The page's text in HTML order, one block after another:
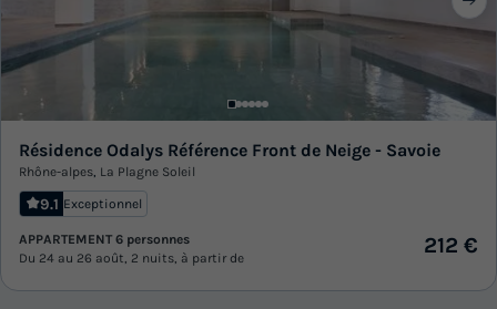
Résidence Odalys Référence Front de Neige - Savoie
Rhône-alpes, La Plagne Soleil
9.1 Exceptionnel
APPARTEMENT 6 personnes
Du 24 au 26 août, 2 nuits, à partir de
212 €